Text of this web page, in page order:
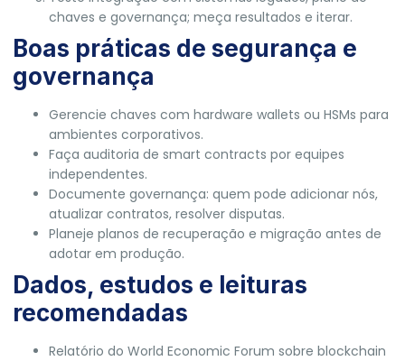
chaves e governança; meça resultados e iterar.
Boas práticas de segurança e
governança
Gerencie chaves com hardware wallets ou HSMs para
ambientes corporativos.
Faça auditoria de smart contracts por equipes
independentes.
Documente governança: quem pode adicionar nós,
atualizar contratos, resolver disputas.
Planeje planos de recuperação e migração antes de
adotar em produção.
Dados, estudos e leituras
recomendadas
Relatório do World Economic Forum sobre blockchain